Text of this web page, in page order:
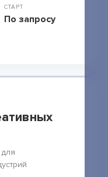
СТАРТ
По запросу